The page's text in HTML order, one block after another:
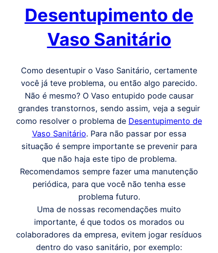
Desentupimento de
Vaso Sanitário
Como desentupir o Vaso Sanitário, certamente
você já teve problema, ou então algo parecido.
Não é mesmo? O Vaso entupido pode causar
grandes transtornos, sendo assim, veja a seguir
como resolver o problema de Desentupimento de
Vaso Sanitário. Para não passar por essa
situação é sempre importante se prevenir para
que não haja este tipo de problema.
Recomendamos sempre fazer uma manutenção
periódica, para que você não tenha esse
problema futuro.
Uma de nossas recomendações muito
importante, é que todos os morados ou
colaboradores da empresa, evitem jogar resíduos
dentro do vaso sanitário, por exemplo: